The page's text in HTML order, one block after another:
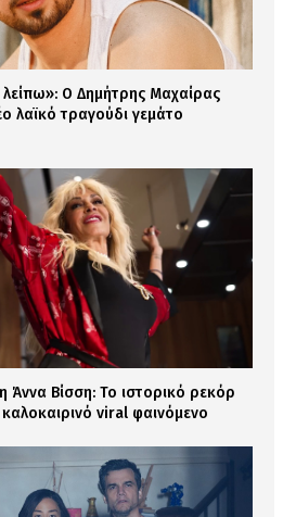
Ο Δημήτρης Μαχαίρας
λαϊκό τραγούδι γεμάτο
Άννα Βίσση: Το ιστορικό ρεκόρ
viral φαινόμενο